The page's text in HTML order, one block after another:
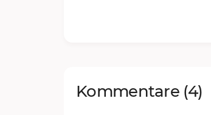
Kommentare (4)